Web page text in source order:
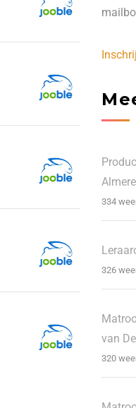
Almere
334
326
van
320